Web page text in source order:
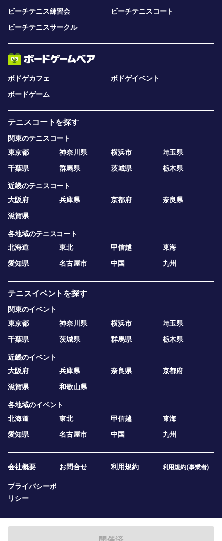
ビーチテニス練習会
ビーチテニスコート
ビーチテニスサークル
ボドゲカフェ
ボドゲイベント
ボードゲーム
テニスコートを探す
関東のテニスコート
東京都
神奈川県 横浜市
埼玉県
千葉県
群馬県 茨城県 栃木県
近畿のテニスコート
大阪府
兵庫県 京都府
奈良県
滋賀県
各地域のテニスコート
北海道
東北 甲信越
東海
愛知県
名古屋市 中国 九州
テニスイベントを探す
関東のイベント
東京都
神奈川県 横浜市
埼玉県
千葉県
茨城県 群馬県 栃木県
近畿のイベント
大阪府
兵庫県 奈良県
京都府
滋賀県
和歌山県
各地域のイベント
北海道
東北 甲信越
東海
愛知県
名古屋市 中国 九州
会社概要 お問合せ 利用規約 利用規約(事業者)
プライバシーポ
リシー